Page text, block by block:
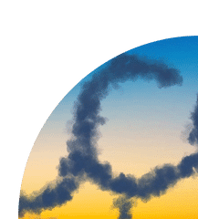
compensatie
uitgelegd